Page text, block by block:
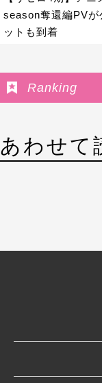
season奪還編PVが
ットも到着
Ranking
あわせて